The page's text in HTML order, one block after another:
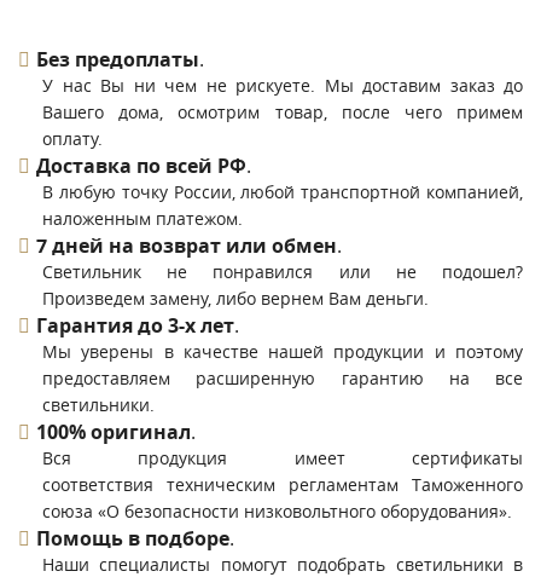
Без предоплаты.
У нас Вы ни чем не рискуете. Мы доставим заказ до
Вашего дома, осмотрим товар, после чего примем
оплату.
Доставка по всей РФ.
В любую точку России, любой транспортной компанией,
наложенным платежом.
7 дней на возврат или обмен.
Светильник не понравился или не подошел?
Произведем замену, либо вернем Вам деньги.
Гарантия до 3-х лет.
Мы уверены в качестве нашей продукции и поэтому
предоставляем расширенную гарантию на все
светильники.
100% оригинал.
Вся продукция имеет сертификаты
соответствия техническим регламентам Таможенного
союза «О безопасности низковольтного оборудования».
Помощь в подборе.
Наши специалисты помогут подобрать светильники в